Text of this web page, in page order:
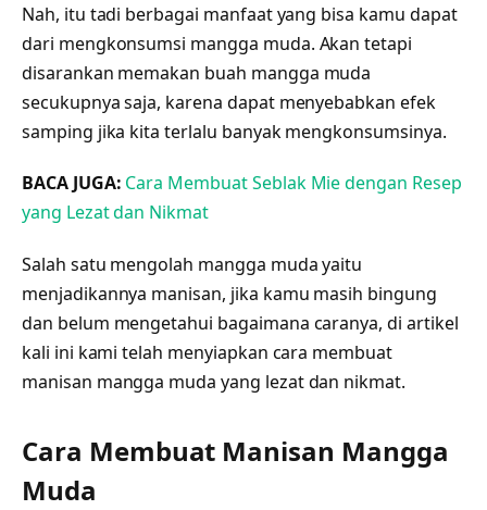
Nah, itu tadi berbagai manfaat yang bisa kamu dapat
dari mengkonsumsi mangga muda. Akan tetapi
disarankan memakan buah mangga muda
secukupnya saja, karena dapat menyebabkan efek
samping jika kita terlalu banyak mengkonsumsinya.
BACA JUGA: Cara Membuat Seblak Mie dengan Resep
yang Lezat dan Nikmat
Salah satu mengolah mangga muda yaitu
menjadikannya manisan, jika kamu masih bingung
dan belum mengetahui bagaimana caranya, di artikel
kali ini kami telah menyiapkan cara membuat
manisan mangga muda yang lezat dan nikmat.
Cara Membuat Manisan Mangga
Muda